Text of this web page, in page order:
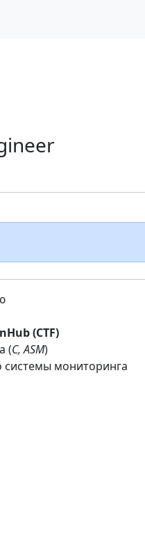
(CTF)
(C, ASM)
мониторинга